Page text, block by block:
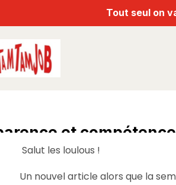
Tout seul on
et
Mar 21, 2025 |nouveautes
Salut les loulous !
Un nouvel article alors que la